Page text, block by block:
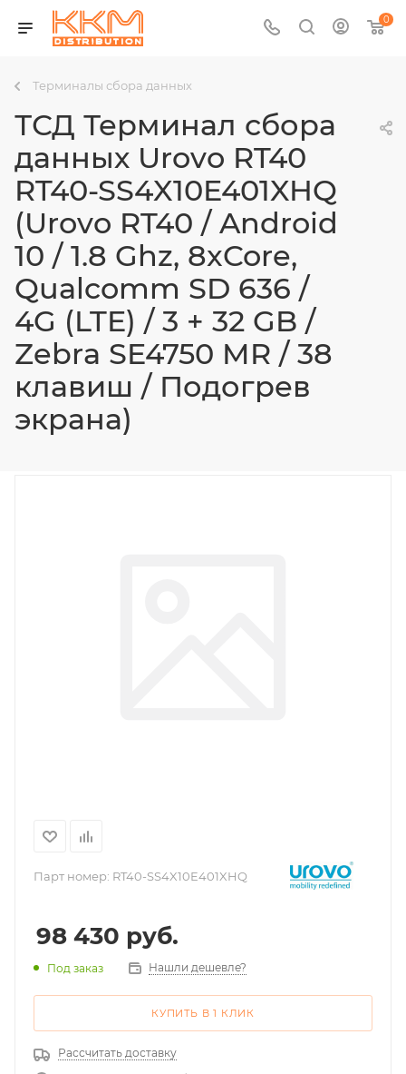
0
Терминалы сбора данных
ТСД Терминал сбора
данных Urovo RT40
RT40-SS4X10E401XHQ
(Urovo RT40 / Android
10 / 1.8 Ghz, 8xCore,
Qualcomm SD 636 /
4G (LTE) / 3 + 32 GB /
Zebra SE4750 MR / 38
клавиш / Подогрев
экрана)
Парт номер: RT40-SS4X10E401XHQ
98 430 руб.
Под заказ Нашли дешевле?
КУПИТЬ В 1 КЛИК
Рассчитать доставку